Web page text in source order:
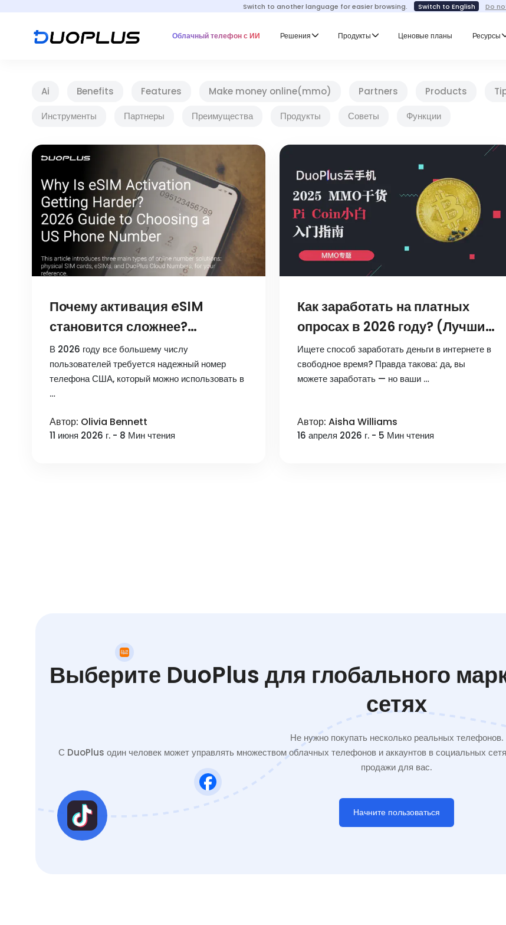
Switch to another language for easier browsing. Switch to English Do
Облачный телефон с ИИ Решения Продукты Ценовые планы Ресурсы
Ai Benefits Features Make money online(mmo) Partners Products
Инструменты
Партнеры Преимущества Продукты Советы Функции
Почему активация eSIM
становится сложнее?
Руководство 2026 года по
выбору номера телефона
США
В 2026 году все большему числу
пользователей требуется надежный номер
телефона США, который можно использовать в
…
Автор: Olivia Bennett
11 июня 2026 г. - 8 Мин чтения
Как заработать на платных
опросах в 2026 году? (Лучшие
сайты + советы по
масштабированию)
Ищете способ заработать деньги в интернете в
свободное время? Правда такова: да, вы
можете заработать — но ваши …
Автор: Aisha Williams
16 апреля 2026 г. - 5 Мин чтения
Выберите DuoPlus для глобального
сетях
Не нужно покупать несколько реальных телефонов.
С DuoPlus один человек может управлять множеством облачных телефонов и аккаунтов в социальных
продажи для вас.
Начните пользоваться